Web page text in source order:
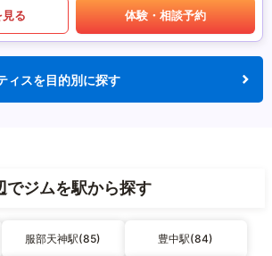
る 体験・相談予約
ィスを目的別に探す
でジムを駅から探す
服部天神駅(85) 豊中駅(84)